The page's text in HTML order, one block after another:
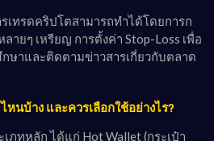
เทรดคริปโตสามารถทำได้โดยการก
ายๆ เหรียญ การตั้งค่า Stop-Loss เพื่อ
ษาและติดตามข่าวสารเกี่ยวกับตลาด
นบ้าง และควรเลือกใช้อย่างไร?
ภทหลัก ได้แก่ Hot Wallet (กระเป๋า